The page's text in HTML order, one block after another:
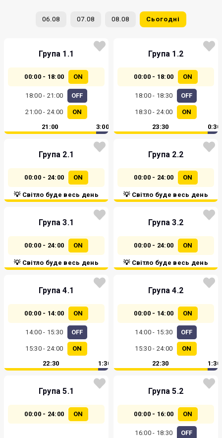
06.08 07.08 08.08 Сьогодні
Група 1.1
00:00 - 18:00 ON
18:00 - 21:00 OFF
21:00 - 24:00
ON
21:00
3:00
Група 1.2
00:00 - 18:00 ON
18:00 - 18:30 OFF
18:30 - 24:00
ON
23:30
0:30
Група 2.1
00:00 - 24:00 ON
💡 Світло буде весь день
Група 2.2
00:00 - 24:00 ON
💡 Світло буде весь день
Група 3.1
00:00 - 24:00 ON
💡 Світло буде весь день
Група 3.2
00:00 - 24:00 ON
💡 Світло буде весь день
Група 4.1
00:00 - 14:00 ON
14:00 - 15:30 OFF
15:30 - 24:00
ON
22:30
1:30
Група 4.2
00:00 - 14:00 ON
14:00 - 15:30 OFF
15:30 - 24:00
ON
22:30
1:30
Група 5.1
00:00 - 24:00 ON
Група 5.2
00:00 - 16:00 ON
16:00 - 18:30 OFF